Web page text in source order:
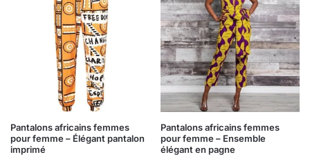
Pantalons africains femmes
pour femme – Élégant pantalon
imprimé
Pantalons africains femmes
pour femme – Ensemble
élégant en pagne